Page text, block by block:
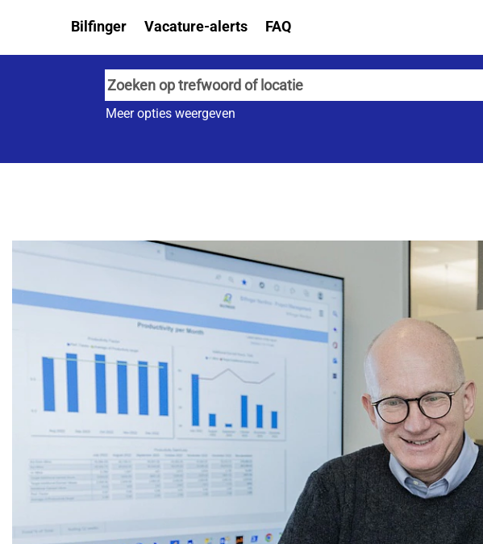
Bilfinger Vacature-alerts FAQ
Meer opties weergeven